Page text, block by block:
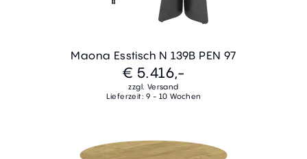
Maona Esstisch N 139B PEN 97
€ 5.416,-
zzgl. Versand
Lieferzeit: 9 - 10 Wochen